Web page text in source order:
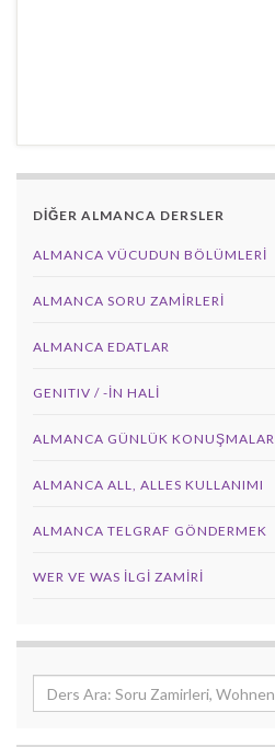
DİĞER ALMANCA DERSLER
ALMANCA VÜCUDUN BÖLÜMLERI
ALMANCA SORU ZAMIRLERI
ALMANCA EDATLAR
GENITIV / -İN HALİ
ALMANCA GÜNLÜK KONUŞMALAR
ALMANCA ALL, ALLES KULLANIMI
ALMANCA TELGRAF GÖNDERMEK
WER VE WAS ILGI ZAMIRI